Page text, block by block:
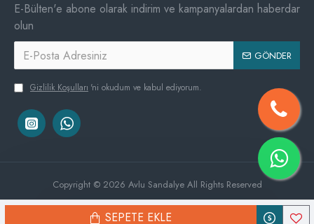
SEPETE EKLE
E-Bülten'e abone olarak indirim ve kampanyalardan haberdar
olun
GÖNDER
Gizlilik Koşulları 'ni okudum ve kabul ediyorum.
Copyright © 2026 Avlu Sandalye All Rights Reserved